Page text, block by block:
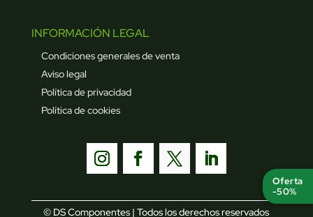
INFORMACIÓN LEGAL
Condiciones generales de venta
Aviso legal
Política de privacidad
Política de cookies
© DS Componentes | Todos los derechos reservados
Oferta
-50%